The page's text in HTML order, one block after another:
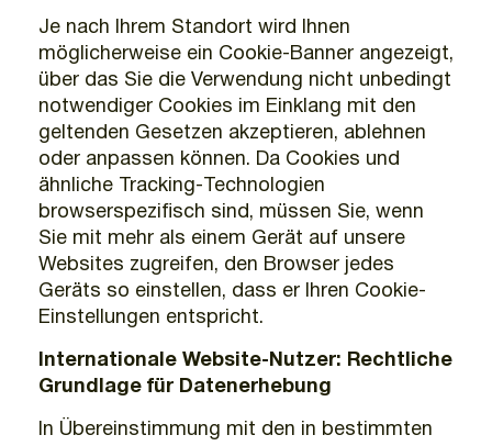
Je nach Ihrem Standort wird Ihnen
möglicherweise ein Cookie-Banner angezeigt,
über das Sie die Verwendung nicht unbedingt
notwendiger Cookies im Einklang mit den
geltenden Gesetzen akzeptieren, ablehnen
oder anpassen können. Da Cookies und
ähnliche Tracking-Technologien
browserspezifisch sind, müssen Sie, wenn
Sie mit mehr als einem Gerät auf unsere
Websites zugreifen, den Browser jedes
Geräts so einstellen, dass er Ihren Cookie-
Einstellungen entspricht.
Internationale Website-Nutzer: Rechtliche
Grundlage für Datenerhebung
In Übereinstimmung mit den in bestimmten